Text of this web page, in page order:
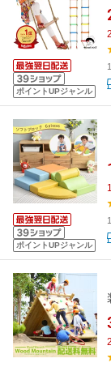
ポイントUPジャンル
ポイントUPジャンル